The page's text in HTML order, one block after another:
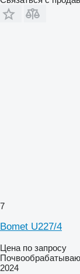
7
Bomet U227/4
Цена по запросу
2024